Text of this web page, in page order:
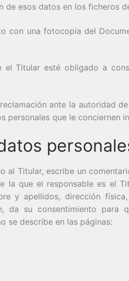
esos datos en los ficheros
con una fotocopia del
Titular esté obligado a
ante la autoridad
que le conciernen
al Titular, escribe un
que el responsable es el
y apellidos, dirección
su consentimiento para
se describe en las páginas: